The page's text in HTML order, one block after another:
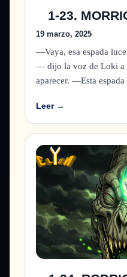
1-23.
19 marzo, 2025
—Vaya, esa espada
— dijo la voz de Loki a
aparecer. —Esta
Leer →